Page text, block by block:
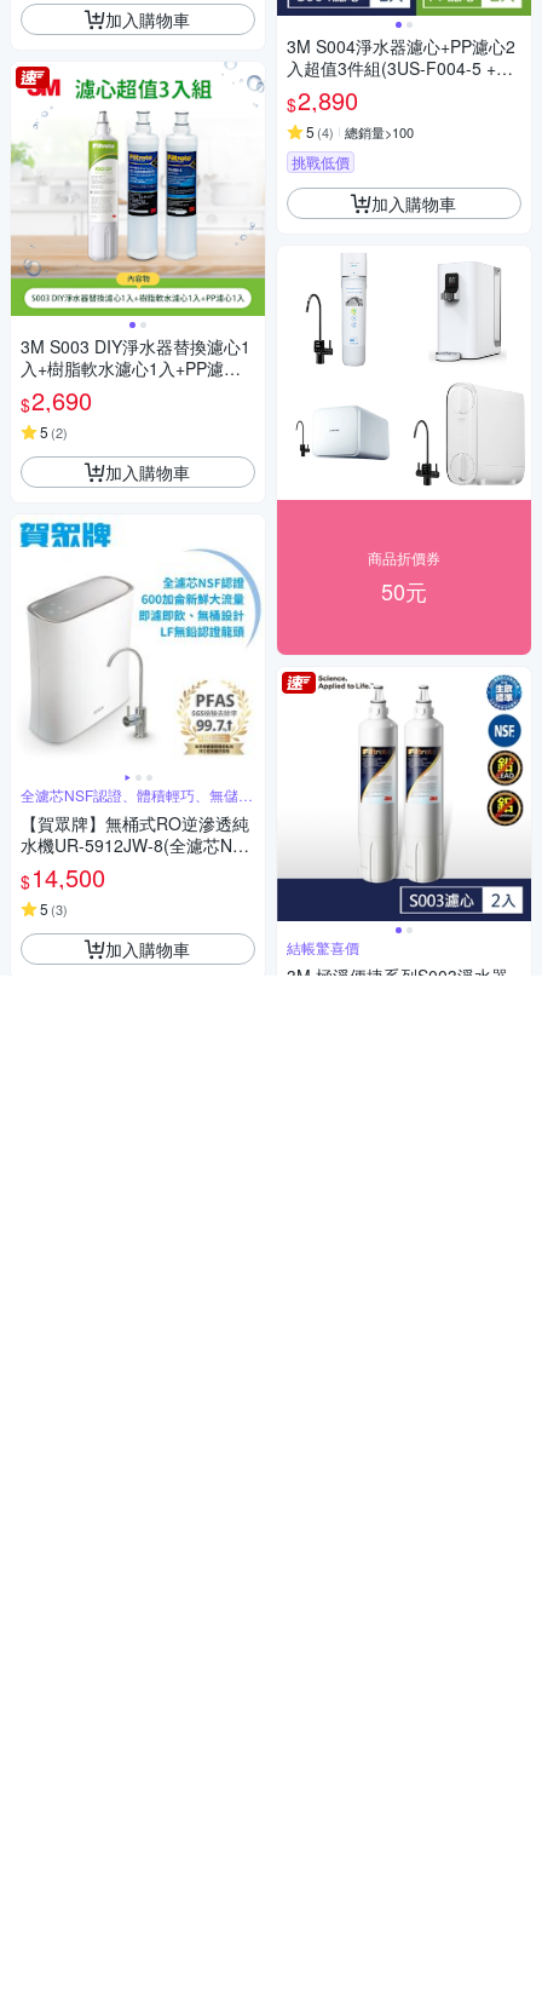
加入購物車
3M S003 DIY淨水器替換濾心1
入+樹脂軟水濾心1入+PP濾心1
入(超值3入組) 等同L22濾心組
$2,690
5 (2)
加入購物車
全濾芯NSF認證、體積輕巧、無儲壓
桶RO
【賀眾牌】無桶式RO逆滲透純
水機UR-5912JW-8(全濾芯NSF
認證/廚下型/淨水器/全電壓適
用/原廠)
$14,500
5 (3)
加入購物車
3M S004淨水器濾心+PP濾心2
入超值3件組(3US-F004-5 +F0
01-5)
$2,890
5 (4) 總銷量>100
挑戰低價
加入購物車
商品折價券
50元
結帳驚喜價
3M 極淨便捷系列S003淨水器